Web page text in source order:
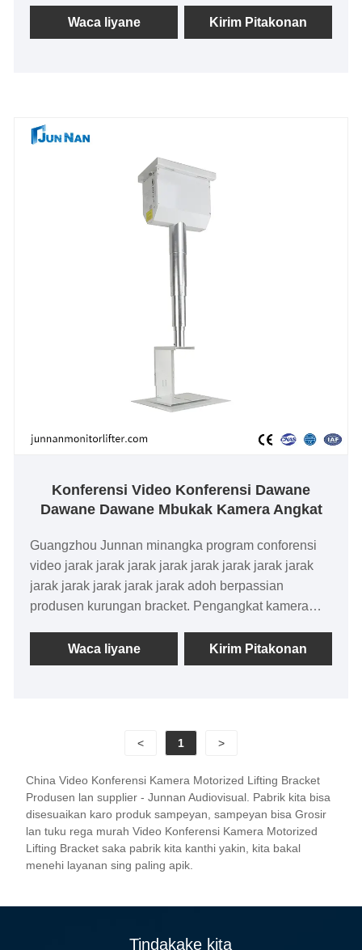
Video Konferensi, Mode Angkat Listrik sing Bisa
Disesuaiake, Ngangkat Bisu, Bantalan Beban
Waca liyane Kirim Pitakonan
Konferensi Video Konferensi Dawane
Dawane Dawane Mbukak Kamera Angkat
Guangzhou Junnan minangka program conforensi
video jarak jarak jarak jarak jarak jarak jarak jarak
jarak jarak jarak jarak jarak adoh berpassian
produsen kurungan bracket. Pengangkat kamera
gantung kamera konferensi, mode angkat listrik sing
luwes, langka-silut viser, alat tambahan, piranti viser,
Waca liyane Kirim Pitakonan
< 1 >
China Video Konferensi Kamera Motorized Lifting Bracket
Produsen lan supplier - Junnan Audiovisual. Pabrik kita bisa
disesuaikan karo produk sampeyan, sampeyan bisa Grosir
lan tuku rega murah Video Konferensi Kamera Motorized
Lifting Bracket saka pabrik kita kanthi yakin, kita bakal
menehi layanan sing paling apik.
Tindakake kita